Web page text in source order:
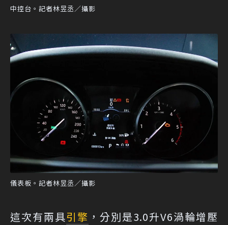
中控台。記者林昱丞／攝影
儀表板。記者林昱丞／攝影
這次有兩具引擎 ，分別是3.0升V6渦輪增壓